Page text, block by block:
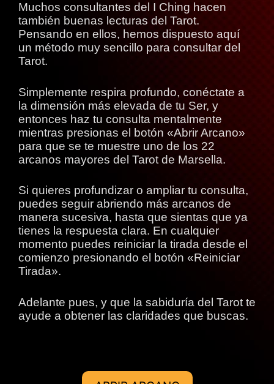
Muchos consultantes del I Ching hacen
también buenas lecturas del Tarot.
Pensando en ellos, hemos dispuesto aquí
un método muy sencillo para consultar del
Tarot.
Simplemente respira profundo, conéctate a
la dimensión más elevada de tu Ser, y
entonces haz tu consulta mentalmente
mientras presionas el botón «Abrir Arcano»
para que se te muestre uno de los 22
arcanos mayores del Tarot de Marsella.
Si quieres profundizar o ampliar tu consulta,
puedes seguir abriendo más arcanos de
manera sucesiva, hasta que sientas que ya
tienes la respuesta clara. En cualquier
momento puedes reiniciar la tirada desde el
comienzo presionando el botón «Reiniciar
Tirada».
Adelante pues, y que la sabiduría del Tarot te
ayude a obtener las claridades que buscas.